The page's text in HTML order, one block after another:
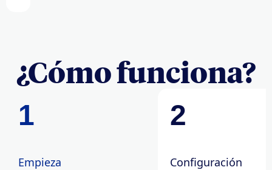
¿Cómo funciona?
1
Empieza
2
Configuración